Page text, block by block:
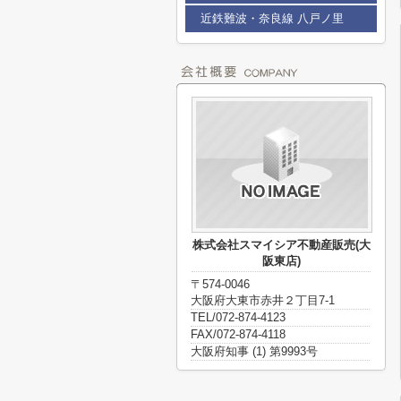
近鉄難波・奈良線 八戸ノ里
株式会社スマイシア不動産販売(大
阪東店)
〒574-0046
大阪府大東市赤井２丁目7-1
TEL/072-874-4123
FAX/072-874-4118
大阪府知事 (1) 第9993号